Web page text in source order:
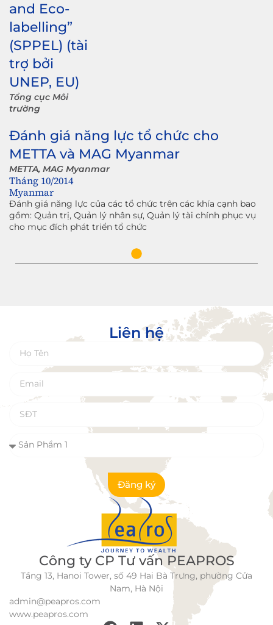
and Eco-
labelling”
(SPPEL) (tài
trợ bởi
UNEP, EU)
Tổng cục Môi
trường
Đánh giá năng lực tổ chức cho
METTA và MAG Myanmar
METTA, MAG Myanmar
Tháng 10/2014
Myanmar
Đánh giá năng lực của các tổ chức trên các khía cạnh bao
gồm: Quản trị, Quản lý nhân sự, Quản lý tài chính phục vụ
cho mục đích phát triển tổ chức
Công ty CP Tư vấn PEAPROS
Tầng 13, Hanoi Tower, số 49 Hai Bà Trưng, phường Cửa
Nam, Hà Nội
admin@peapros.com
www.peapros.com
Liên hệ
Đăng ký